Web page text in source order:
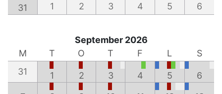
31
1 2 3 4 5 6
September 2026
M
T O T F L
S
31
1 2 3 4 5 6